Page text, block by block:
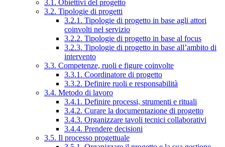
3.1. Obiettivi del progetto
3.2. Tipologie di progetti
3.2.1. Tipologie di progetto in base agli attori
coinvolti nel servizio
3.2.2. Tipologie di progetto in base al focus
3.2.3. Tipologie di progetto in base all’ambito di
intervento
3.3. Competenze, ruoli e figure coinvolte
3.3.1. Coordinatore di progetto
3.3.2. Definire ruoli e responsabilità
3.4. Metodo di lavoro
3.4.1. Definire processi, strumenti e rituali
3.4.2. Curare la documentazione di progetto
3.4.3. Organizzare tavoli tecnici collaborativi
3.4.4. Prendere decisioni
3.5. Il processo progettuale